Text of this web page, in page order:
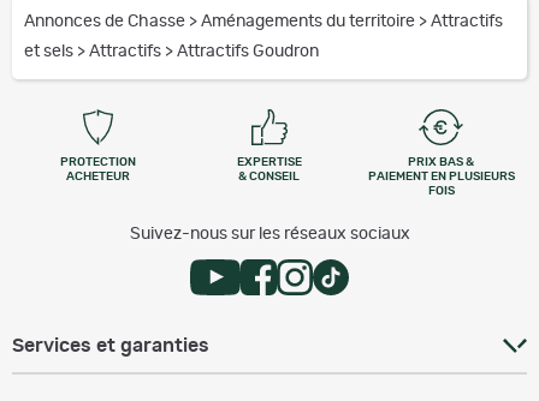
Annonces de Chasse > Aménagements du territoire > Attractifs
et sels > Attractifs > Attractifs Goudron
PROTECTION
ACHETEUR
EXPERTISE
& CONSEIL
PRIX BAS &
PAIEMENT EN PLUSIEURS
FOIS
Suivez-nous sur les réseaux sociaux
Services et garanties